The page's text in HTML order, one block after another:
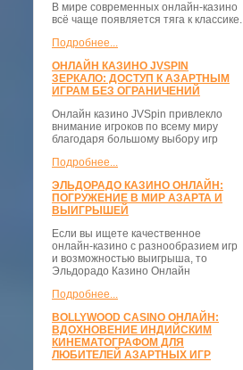
В мире современных онлайн-казино
всё чаще появляется тяга к классике.
Подробнее...
ОНЛАЙН КАЗИНО JVSPIN
ЗЕРКАЛО: ДОСТУП К АЗАРТНЫМ
ИГРАМ БЕЗ ОГРАНИЧЕНИЙ
Онлайн казино JVSpin привлекло
внимание игроков по всему миру
благодаря большому выбору игр
Подробнее...
ЭЛЬДОРАДО КАЗИНО ОНЛАЙН:
ПОГРУЖЕНИЕ В МИР АЗАРТА И
ВЫИГРЫШЕЙ
Если вы ищете качественное
онлайн-казино с разнообразием игр
и возможностью выигрыша, то
Эльдорадо Казино Онлайн
Подробнее...
BOLLYWOOD CASINO ОНЛАЙН:
ВДОХНОВЕНИЕ ИНДИЙСКИМ
КИНЕМАТОГРАФОМ ДЛЯ
ЛЮБИТЕЛЕЙ АЗАРТНЫХ ИГР